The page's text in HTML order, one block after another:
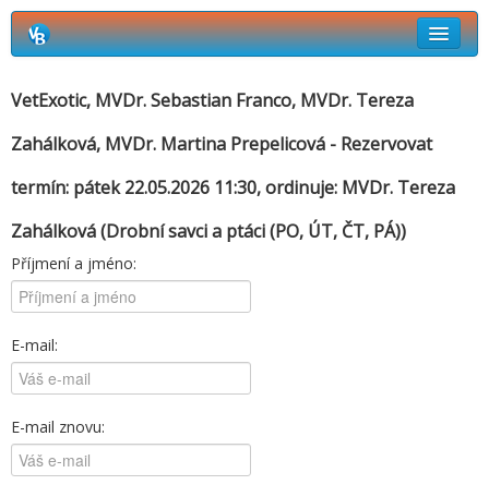
VetExotic, MVDr. Sebastian Franco, MVDr. Tereza
Zahálková, MVDr. Martina Prepelicová - Rezervovat
termín: pátek 22.05.2026 11:30, ordinuje: MVDr. Tereza
Zahálková(Drobní savci a ptáci (PO, ÚT, ČT, PÁ))
Příjmení a jméno:
E-mail:
E-mail znovu: